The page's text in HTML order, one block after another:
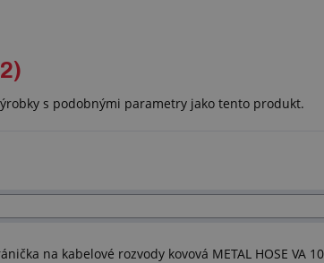
s podobnými parametry jako tento produkt.
na kabelové rozvody kovová METAL HOSE VA